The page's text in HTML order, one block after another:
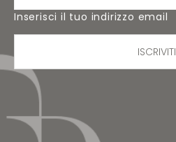
Inserisci il tuo indirizzo email
ISCRIVITI